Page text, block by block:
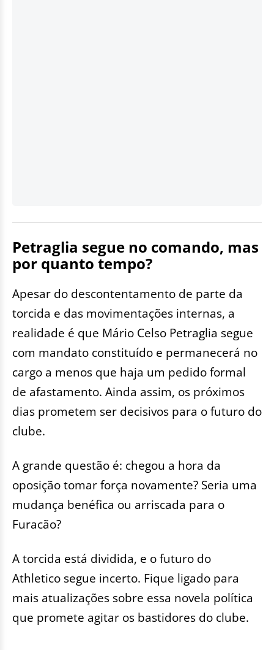
Petraglia segue no comando, mas
por quanto tempo?
Apesar do descontentamento de parte da
torcida e das movimentações internas, a
realidade é que Mário Celso Petraglia segue
com mandato constituído e permanecerá no
cargo a menos que haja um pedido formal
de afastamento. Ainda assim, os próximos
dias prometem ser decisivos para o futuro do
clube.
A grande questão é: chegou a hora da
oposição tomar força novamente? Seria uma
mudança benéfica ou arriscada para o
Furacão?
A torcida está dividida, e o futuro do
Athletico segue incerto. Fique ligado para
mais atualizações sobre essa novela política
que promete agitar os bastidores do clube.